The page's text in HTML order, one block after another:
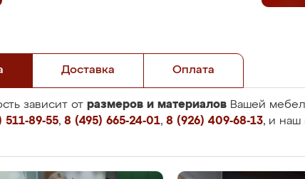
Доставка Оплата
зависит от размеров и материалов Вашей
89-55, 8 (495) 665-24-01, 8 (926) 409-68-13, и наш